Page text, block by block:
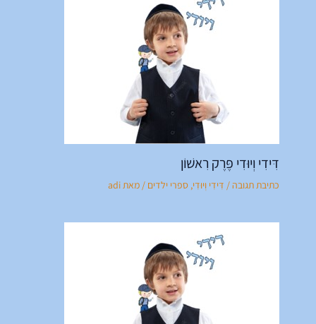
דִּידִי וְיוּדִי פֶּרֶק רִאשׁוֹן
כתיבת תגובה/ דִּידִי וְיוּדִי, ספרי ילדים / מאתadi